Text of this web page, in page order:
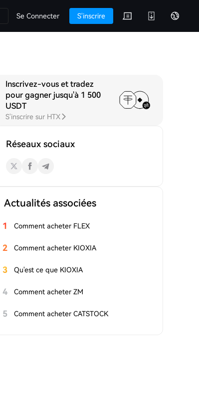
Se Connecter S'inscrire
Discussions
Inscrivez-vous et tradez
pour gagner jusqu'à 1 500
USDT
S'inscrire sur HTX
Réseaux sociaux
Actualités associées
1 Comment acheter FLEX
2 Comment acheter KIOXIA
3 Qu'est ce que KIOXIA
4 Comment acheter ZM
5 Comment acheter CATSTOCK